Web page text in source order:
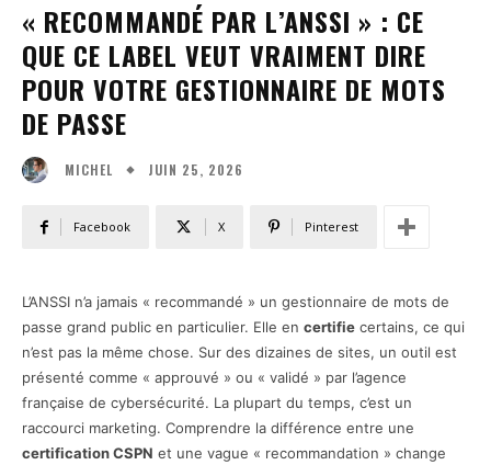
« RECOMMANDÉ PAR L’ANSSI » : CE
QUE CE LABEL VEUT VRAIMENT DIRE
POUR VOTRE GESTIONNAIRE DE MOTS
DE PASSE
MICHEL JUIN 25, 2026
Facebook X Pinterest
L’ANSSI n’a jamais « recommandé » un gestionnaire de mots de
passe grand public en particulier. Elle en certifie certains, ce qui
n’est pas la même chose. Sur des dizaines de sites, un outil est
présenté comme « approuvé » ou « validé » par l’agence
française de cybersécurité. La plupart du temps, c’est un
raccourci marketing. Comprendre la différence entre une
certification CSPN et une vague « recommandation » change